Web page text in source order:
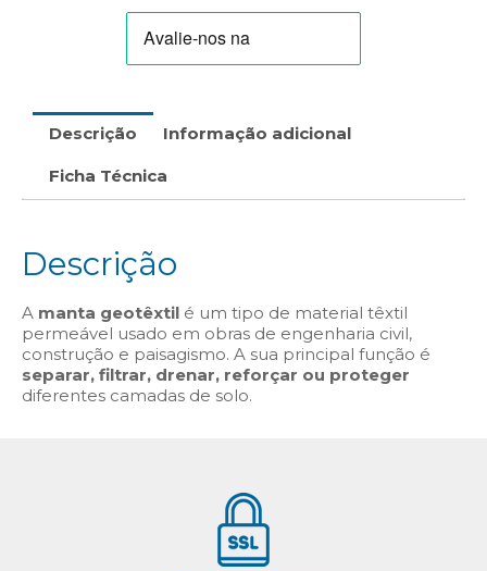
Descrição Informação adicional
Ficha Técnica
Descrição
A manta geotêxtil é um tipo de material têxtil
permeável usado em obras de engenharia civil,
construção e paisagismo. A sua principal função é
separar, filtrar, drenar, reforçar ou proteger
diferentes camadas de solo.